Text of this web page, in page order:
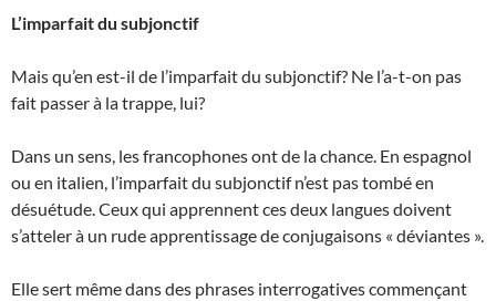
L’imparfait du subjonctif
Mais qu’en est-il de l’imparfait du subjonctif? Ne l’a-t-on pas
fait passer à la trappe, lui?
Dans un sens, les francophones ont de la chance. En espagnol
ou en italien, l’imparfait du subjonctif n’est pas tombé en
désuétude. Ceux qui apprennent ces deux langues doivent
s’atteler à un rude apprentissage de conjugaisons « déviantes ».
Elle sert même dans des phrases interrogatives commençant